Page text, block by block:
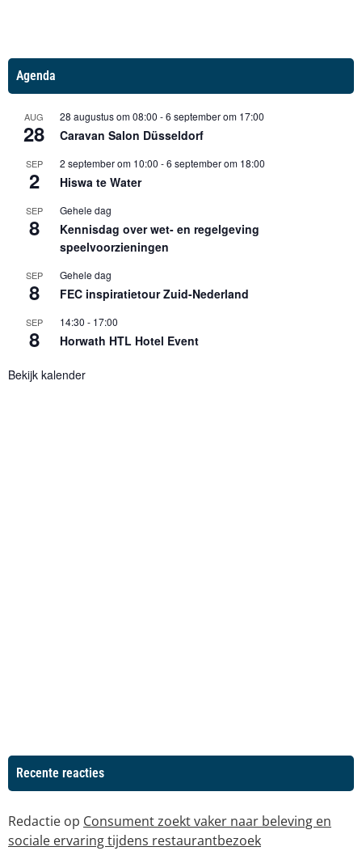
Agenda
AUG
28
28 augustus om 08:00 -6 september om 17:00
Caravan Salon Düsseldorf
SEP
2
2 september om 10:00 -6 september om 18:00
Hiswa te Water
SEP
8
Gehele dag
Kennisdag over wet- en regelgeving
speelvoorzieningen
SEP
8
Gehele dag
FEC inspiratietour Zuid-Nederland
SEP
8
14:30 - 17:00
Horwath HTL Hotel Event
Bekijk kalender
Recente reacties
Redactie op Consument zoekt vaker naar beleving en
sociale ervaring tijdens restaurantbezoek